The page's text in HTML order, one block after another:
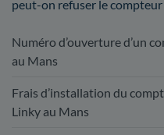
peut-on refuser le compteur
Numéro d’ouverture d’un
au Mans
Frais d’installation du
Linky au Mans